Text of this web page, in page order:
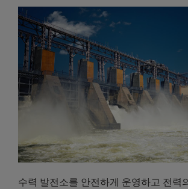
수력 발전소를 안전하게 운영하고 전력